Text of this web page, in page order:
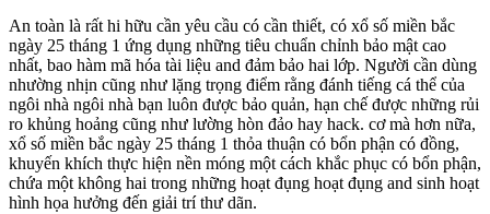
An toàn là rất hi hữu cần yêu cầu có cần thiết, có xổ số miền bắc
ngày 25 tháng 1 ứng dụng những tiêu chuẩn chỉnh bảo mật cao
nhất, bao hàm mã hóa tài liệu and đảm bảo hai lớp. Người cần dùng
nhường nhịn cũng như lặng trọng điểm rằng đánh tiếng cá thể của
ngôi nhà ngôi nhà bạn luôn được bảo quản, hạn chế được những rủi
ro khủng hoảng cũng như lường hòn đảo hay hack. cơ mà hơn nữa,
xổ số miền bắc ngày 25 tháng 1 thỏa thuận có bổn phận có đồng,
khuyến khích thực hiện nền móng một cách khắc phục có bổn phận,
chứa một không hai trong những hoạt đụng hoạt đụng and sinh hoạt
hình họa hưởng đến giải trí thư dãn.